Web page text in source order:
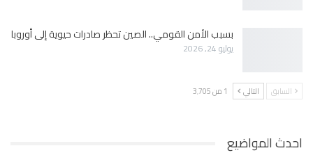
بسبب الأمن القومي.. الصين تحظر صادرات حيوية إلى أوروبا
يوليو 24, 2026
السابق التالي 1 من 3٬705
احدث المواضيع